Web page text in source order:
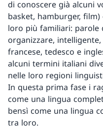
di conoscere già alcuni
basket, hamburger,
loro più familiari: parole
organizzare,
francese, tedesco e
alcuni termini italiani
nelle loro regioni
In questa prima fase i
come una lingua
bensì come una lingua
tra loro.